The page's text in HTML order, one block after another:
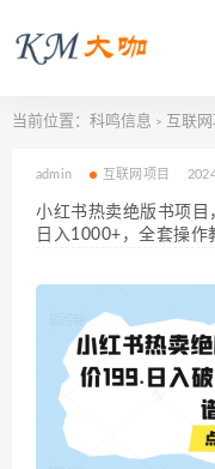
当前位置： 科鸣信息 > 互联网
admin 互联网项目
小红书热卖绝版书项目
日入1000+，全套操作